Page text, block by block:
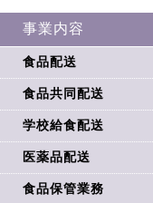
事業内容
食品配送
食品共同配送
学校給食配送
医薬品配送
食品保管業務